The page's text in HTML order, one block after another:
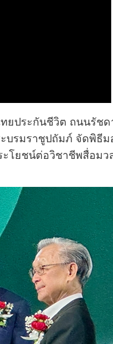
ยประกันชีวิต ถนนรัชด
รมราชูปถัมภ์ จัดพิธีม
โยชน์ต่อวิชาชีพสื่อมว